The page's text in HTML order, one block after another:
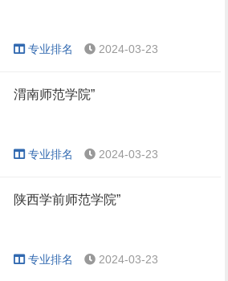
专业排名 2024-03-23
渭南师范学院”
专业排名 2024-03-23
陕西学前师范学院”
专业排名 2024-03-23